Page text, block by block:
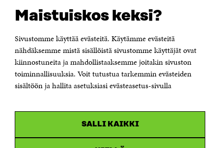
Maistuiskos keksi?
Sivustomme käyttää evästeitä. Käytämme evästeitä
nähdäksemme mistä sisällöistä sivustomme käyttäjät ovat
kiinnostuneita ja mahdollistaaksemme joitakin sivuston
toiminnallisuuksia. Voit tutustua tarkemmin evästeiden
sisältöön ja hallita asetuksiasi evästeasetus-sivulla
SALLI KAIKKI
The Finnish Innovation Fund Sitra
Itämerenkatu 11-13, PO Box 160,
Telephone +358 294 618 991
Telefax +358 9 645 072
Email firstname.lastname@sitra.fi sitra@sitra.fi
How to get to Sitra?
Business ID 0202132-3
in